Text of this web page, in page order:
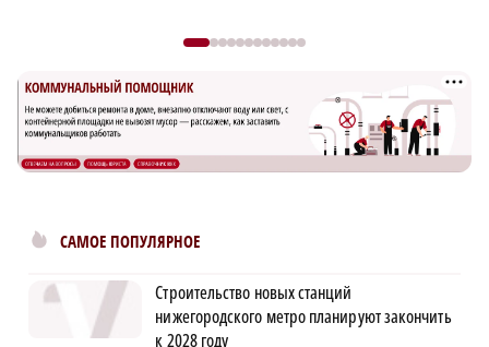
САМОЕ ПОПУЛЯРНОЕ
Строительство новых станций
нижегородского метро планируют закончить
к 2028 году